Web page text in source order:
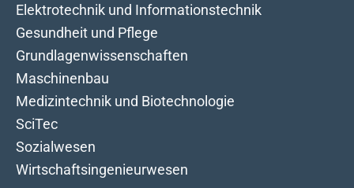
Elektrotechnik und Informationstechnik
Gesundheit und Pflege
Grundlagenwissenschaften
Maschinenbau
Medizintechnik und Biotechnologie
SciTec
Sozialwesen
Wirtschaftsingenieurwesen